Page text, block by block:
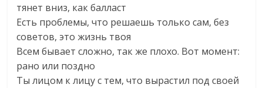
тянет вниз, как балласт
Есть проблемы, что решаешь только сам, без
советов, это жизнь твоя
Всем бывает сложно, так же плохо. Вот момент:
рано или поздно
Ты лицом к лицу с тем, что вырастил под своей